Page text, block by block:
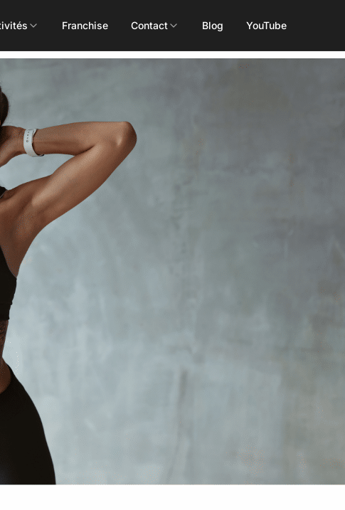
Concept
ALEOP
Franchise Contact Blog YouTube